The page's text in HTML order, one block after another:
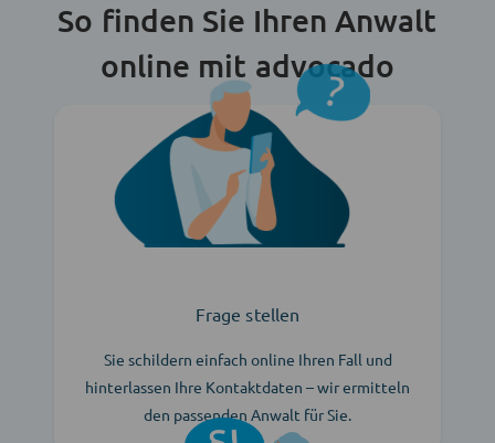
So finden Sie Ihren Anwalt
online mit advocado
Frage stellen
Sie schildern einfach online Ihren Fall und
hinterlassen Ihre Kontaktdaten – wir ermitteln
den passenden Anwalt für Sie.